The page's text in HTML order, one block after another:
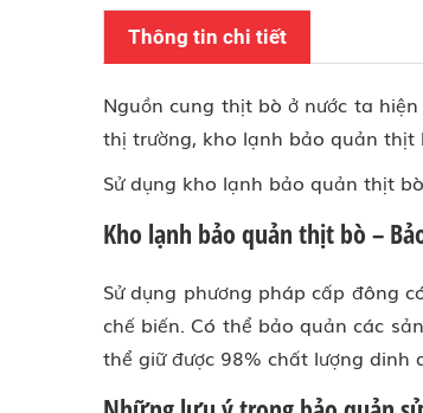
Thông tin chi tiết
Nguồn cung thịt bò ở nước ta
thị trường, kho lạnh bảo quản thịt
Sử dụng kho lạnh bảo quản thịt
Kho lạnh bảo quản thịt bò –
Sử dụng phương pháp cấp đông
chế biến. Có thể bảo quản các
thể giữ được 98% chất lượng dinh